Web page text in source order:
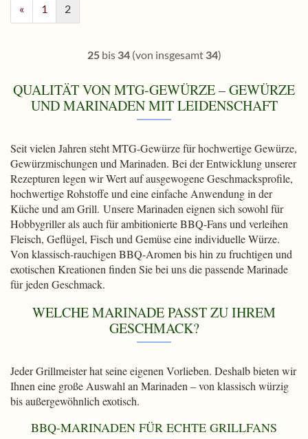
« 1 2
25bis 34(von insgesamt 34)
QUALITÄT VON MTG-GEWÜRZE – GEWÜRZE
UND MARINADEN MIT LEIDENSCHAFT
Seit vielen Jahren steht MTG-Gewürze für hochwertige Gewürze,
Gewürzmischungen und Marinaden. Bei der Entwicklung unserer
Rezepturen legen wir Wert auf ausgewogene Geschmacksprofile,
hochwertige Rohstoffe und eine einfache Anwendung in der
Küche und am Grill. Unsere Marinaden eignen sich sowohl für
Hobbygriller als auch für ambitionierte BBQ-Fans und verleihen
Fleisch, Geflügel, Fisch und Gemüse eine individuelle Würze.
Von klassisch-rauchigen BBQ-Aromen bis hin zu fruchtigen und
exotischen Kreationen finden Sie bei uns die passende Marinade
für jeden Geschmack.
WELCHE MARINADE PASST ZU IHREM
GESCHMACK?
Jeder Grillmeister hat seine eigenen Vorlieben. Deshalb bieten wir
Ihnen eine große Auswahl an Marinaden – von klassisch würzig
bis außergewöhnlich exotisch.
BBQ-MARINADEN FÜR ECHTE GRILLFANS